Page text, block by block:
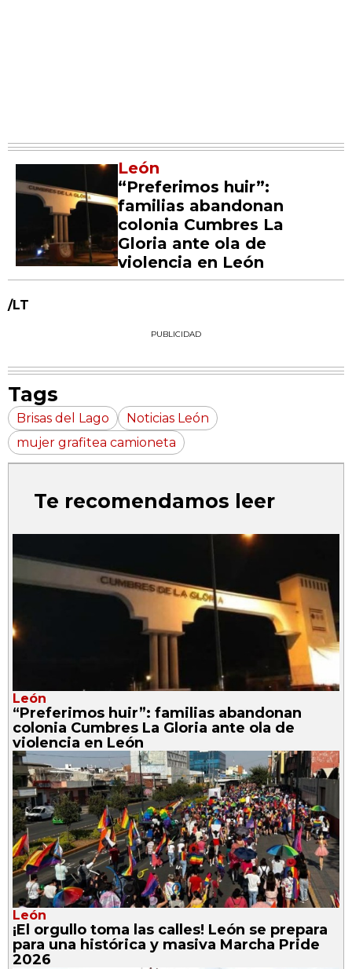
León
“Preferimos huir”:
familias abandonan
colonia Cumbres La
Gloria ante ola de
violencia en León
/LT
PUBLICIDAD
Tags
Brisas del Lago
Noticias León
mujer grafitea camioneta
Te recomendamos leer
León
“Preferimos huir”: familias abandonan
colonia Cumbres La Gloria ante ola de
violencia en León
León
¡El orgullo toma las calles! León se prepara
para una histórica y masiva Marcha Pride
2026